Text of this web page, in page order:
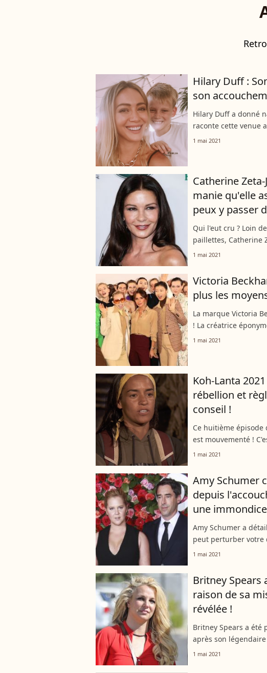
Hilary Duff :
son
Hilary Duff a donné
raconte cette venue
son fils aîné Luca
1 mai 2021
Catherine
manie qu'elle
peux y passer
Qui l'eut cru ? Loin
paillettes, Catherine
parfaitement
1 mai 2021
Victoria
plus les
La marque Victoria
! La créatrice
Covid-19 l'avait
1 mai 2021
Koh-Lanta
rébellion et
conseil !
Ce huitième épisode
est mouvementé !
et le conseil de son
1 mai 2021
Amy Schumer
depuis
une
Amy Schumer a
peut perturber votre
sexuellement.
1 mai 2021
Britney Spears
raison de sa
révélée !
Britney Spears a été
après son
n'en est jamais
1 mai 2021